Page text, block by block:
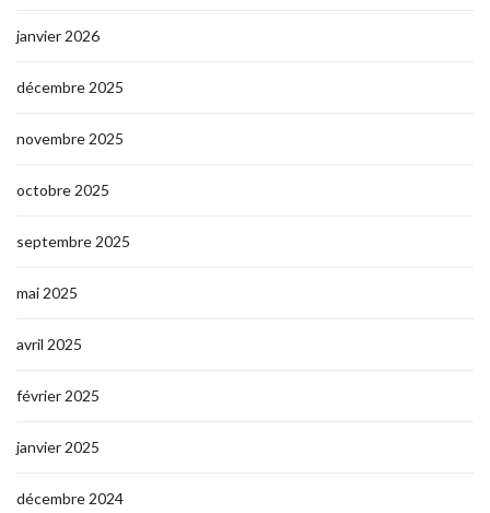
janvier 2026
décembre 2025
novembre 2025
octobre 2025
septembre 2025
mai 2025
avril 2025
février 2025
janvier 2025
décembre 2024